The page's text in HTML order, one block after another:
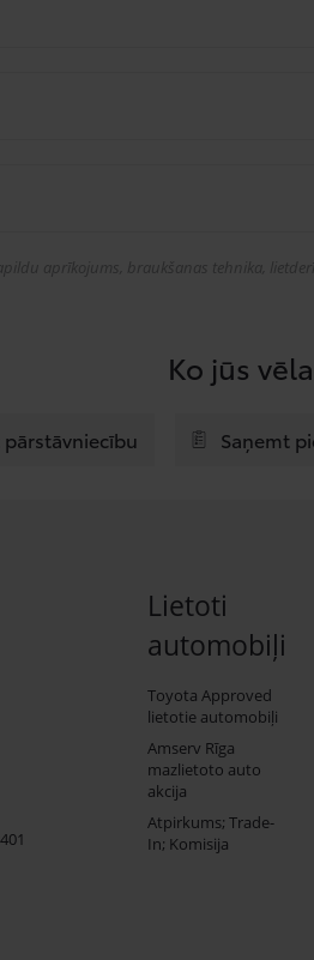
aprīkojums, braukšanas tehnika,
Ko jūs
Saņemt
Lietoti
automobiļi
Toyota Approved
lietotie automobiļi
Amserv Rīga
mazlietoto auto
akcija
Atpirkums; Trade-
In; Komisija